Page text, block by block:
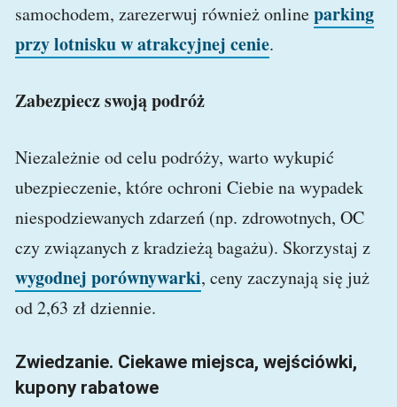
samochodem, zarezerwuj również onlineparking
przy lotnisku w atrakcyjnej cenie.
Zabezpiecz swoją podróż
Niezależnie od celu podróży, warto wykupić
ubezpieczenie, które ochroni Ciebie na wypadek
niespodziewanych zdarzeń (np. zdrowotnych, OC
czy związanych z kradzieżą bagażu). Skorzystaj z
wygodnej porównywarki, ceny zaczynają się już
od 2,63 zł dziennie.
Zwiedzanie. Ciekawe miejsca, wejściówki,
kupony rabatowe